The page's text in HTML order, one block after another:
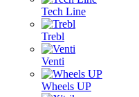
Tech Line
Trebl
Venti
Wheels UP